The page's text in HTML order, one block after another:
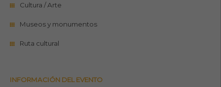
Cultura / Arte
Museos y monumentos
Ruta cultural
INFORMACIÓN DEL EVENTO